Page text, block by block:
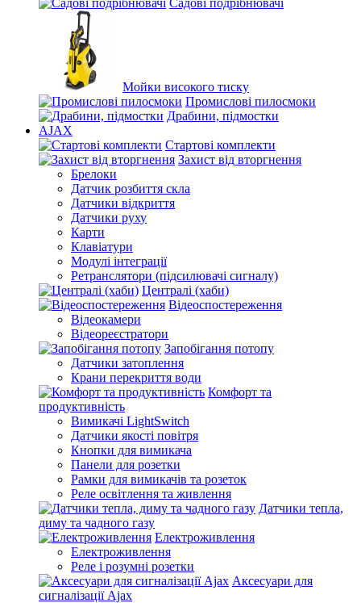
Садові подрібнювачі
Мойки високого тиску
Промислові пилосмоки
Драбини, підмостки
AJAX
Стартові комплекти
Захист від вторгнення
Брелоки
Датчик розбиття скла
Датчики відкриття
Датчики руху
Карти
Клавіатури
Модулі інтеграції
Ретранслятори (підсилювачі сигналу)
Централі (хаби)
Відеоспостереження
Відеокамери
Відеореєстратори
Запобігання потопу
Датчики затоплення
Крани перекриття води
Комфорт та
продуктивність
Вимикачі LightSwitch
Датчики якості повітря
Кнопки для вимикача
Панели для розетки
Рамки для вимикачів та розеток
Реле освітлення та живлення
Датчики тепла,
диму та чадного газу
Електроживлення
Електроживлення
Реле і розумні розетки
Аксесуари для
сигналізації Ajax